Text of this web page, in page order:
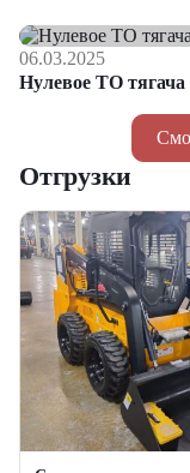
06.03.2025
Нулевое ТО
Отгрузки